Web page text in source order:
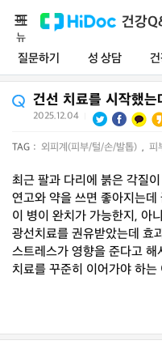
건강
질문하기 성 상담
메
뉴
건선 치료를 시작했
2025.12.04
TAG : 외피계(피부/털/손/발톱) , 피
최근 팔과 다리에 붉은 각질
연고와 약을 쓰면 좋아지는
이 병이 완치가 가능한지, 아
광선치료를 권유받았는데 효
스트레스가 영향을 준다고 해
치료를 꾸준히 이어가야 하는